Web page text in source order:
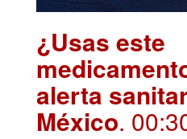
¿Usas este
alerta
México.